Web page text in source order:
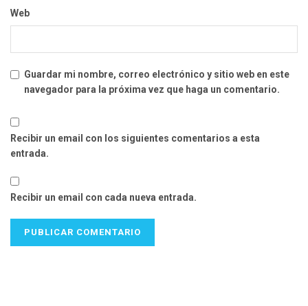
Web
Guardar mi nombre, correo electrónico y sitio web en este
navegador para la próxima vez que haga un comentario.
Recibir un email con los siguientes comentarios a esta
entrada.
Recibir un email con cada nueva entrada.